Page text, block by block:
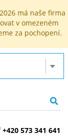
má naše firma
v omezeném
za pochopení.
+420 573 341 641